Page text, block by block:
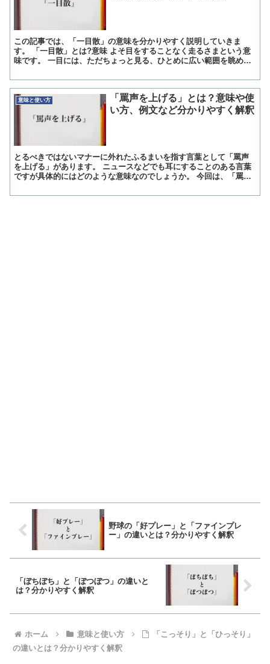
この記事では、「一目散」の意味を分かりやすく説明していきま
す。 「一目散」とは?意味 よそ目をすることなく走るさまという意
味です。 一目には、ただちょっと見る、ひとめに広い範囲を眺める
意味と使い方
「罵声を上げる」とは？意味や使
い方、例文など分かりやすく解釈
とるべきではないマナーに外れたふるまいを指す言葉として「罵声
を上げる」があります。 ニュースなどでも耳にすることのある言葉
ですが具体的にはどのような意味なのでしょうか。 今回は、「罵声
野球の「好プレー」と「ファインプレ
ー」の違いとは？分かりやすく解釈
「ぼちぼち」と「ぼつぼつ」の違いと
は？分かりやすく解釈
ホーム 意味と使い方
「こっそり」と「ひっそり」
の違いとは？分かりやすく解釈